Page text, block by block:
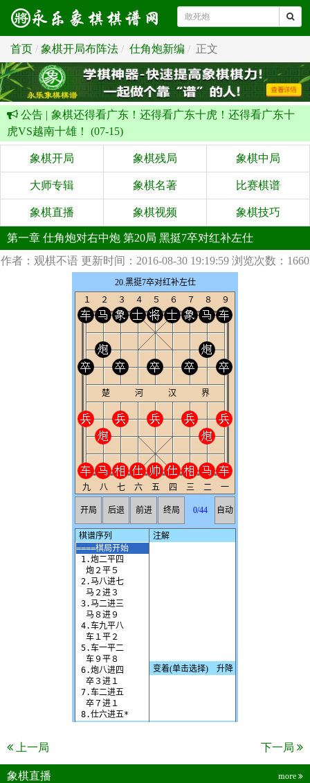
首页 象棋开局布阵法 仕角炮新编 正文
公告 | 象棋还得看广东！还得看广东十虎！还得看广东十
虎VS越南十雄！ (07-15)
象棋开局 象棋残局 象棋中局
大师专辑 象棋名著 比赛棋谱
象棋直播 象棋视频 象棋技巧
第一章 仕角炮对右中炮 第20局 黑挺7卒对红补左仕
作者：观棋不语 更新时间：2016-08-30 19:19:59 浏览次数：1660
上一局 下一局
象棋直播 more